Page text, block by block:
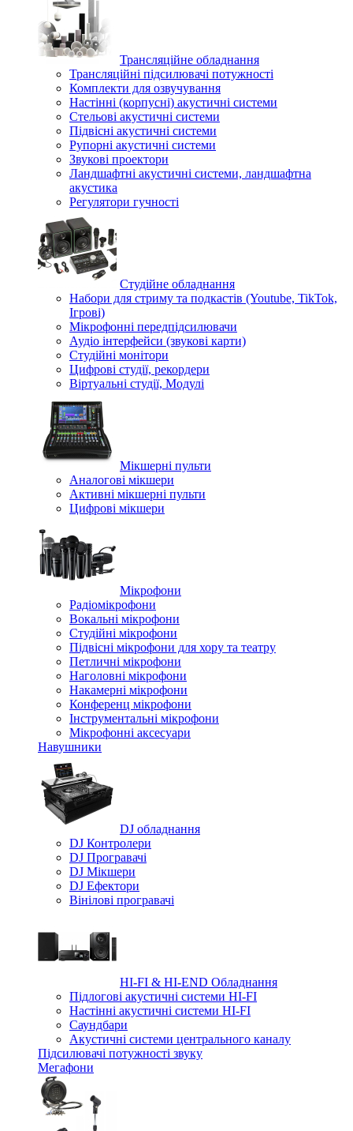
Трансляційне обладнання
Трансляційні підсилювачі потужності
Комплекти для озвучування
Настінні (корпусні) акустичні системи
Стельові акустичні системи
Підвісні акустичні системи
Рупорні акустичні системи
Звукові проектори
Ландшафтні акустичні системи, ландшафтна
акустика
Регулятори гучності
Студійне обладнання
Набори для стриму та подкастів (Youtube, TikTok,
Ігрові)
Мікрофонні передпідсилювачи
Аудіо інтерфейси (звукові карти)
Студійні монітори
Цифрові студії, рекордери
Віртуальні студії, Модулі
Мікшерні пульти
Аналогові мікшери
Активні мікшерні пульти
Цифрові мікшери
Мікрофони
Радіомікрофони
Вокальні мікрофони
Студійні мікрофони
Підвісні мікрофони для хору та театру
Петличні мікрофони
Наголовні мікрофони
Накамерні мікрофони
Конференц мікрофони
Iнструментальні мікрофони
Мікрофонні аксесуари
Навушники
DJ обладнання
DJ Контролери
DJ Програвачі
DJ Мікшери
DJ Ефектори
Вінілові програвачі
HI-FI & HI-END Обладнання
Підлогові акустичні системи HI-FI
Настінні акустичні системи HI-FI
Саундбари
Акустичні системи центрального каналу
Підсилювачі потужності звуку
Мегафони